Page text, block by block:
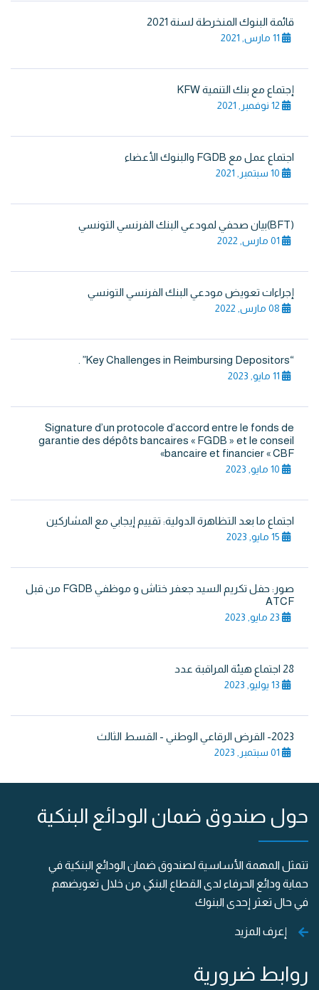
قائمة البنوك المنخرطة لسنة 2021
11 مارس, 2021
إجتماع مع بنك التنمية KFW
12 نوفمبر, 2021
اجتماع عمل مع FGDB والبنوك الأعضاء
10 سبتمبر, 2021
01 مارس, 2022
إجراءات تعويض مودعي البنك الفرنسي التونسي
08 مارس, 2022
11 مايو, 2023
Signature d’un protocole d’accord entre le fonds de
garantie des dépôts bancaires « FGDB » et le conseil
bancaire et financier « CBF»
10 مايو, 2023
اجتماع ما بعد التظاهرة الدولية: تقييم إيجابي مع المشاركين
15 مايو, 2023
صور: حفل تكريم السيد جعفر ختاش و موظفي FGDB من قبل
ATCF
23 مايو, 2023
13 يوليو, 2023
2023- القرض الرقاعي الوطني - القسط الثالث
01 سبتمبر, 2023
حول صندوق ضمان الودائع البنكية
تتمثل المهمة الأساسية لصندوق ضمان الودائع البنكية في
حماية ودائع الحرفاء لدى القطاع البنكي من خلال تعويضهم
في حال تعثر إحدى البنوك
إعرف المزيد
روابط ضرورية